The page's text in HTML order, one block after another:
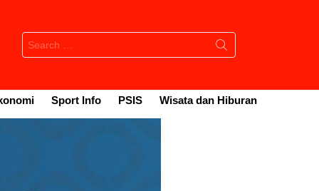
Search
for:
Sport Info PSIS Wisata dan Hiburan